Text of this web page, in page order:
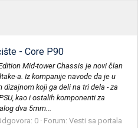
- Core P90
Mid-tower Chassis je novi član
a. Iz kompanije navode da je u
koji ga deli na tri dela - za
kao i ostalih komponenti za
dva 5mm...
0 Forum: Vesti sa portala